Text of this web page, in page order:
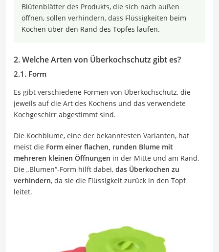
Blütenblätter des Produkts, die sich nach außen
öffnen, sollen verhindern, dass Flüssigkeiten beim
Kochen über den Rand des Topfes laufen.
2. Welche Arten von Überkochschutz gibt es?
2.1. Form
Es gibt verschiedene Formen von Überkochschutz, die
jeweils auf die Art des Kochens und das verwendete
Kochgeschirr abgestimmt sind.
Die Kochblume, eine der bekanntesten Varianten, hat
meist die Form einer flachen, runden Blume mit
mehreren kleinen Öffnungen in der Mitte und am Rand.
Die „Blumen“-Form hilft dabei, das Überkochen zu
verhindern, da sie die Flüssigkeit zurück in den Topf
leitet.